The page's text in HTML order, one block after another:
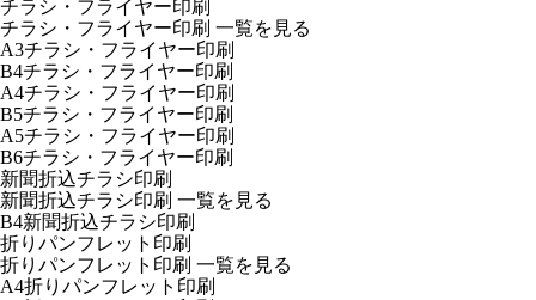
チラシ・フライヤー印刷
チラシ・フライヤー印刷 一覧を見る
A3チラシ・フライヤー印刷
B4チラシ・フライヤー印刷
A4チラシ・フライヤー印刷
B5チラシ・フライヤー印刷
A5チラシ・フライヤー印刷
B6チラシ・フライヤー印刷
新聞折込チラシ印刷
新聞折込チラシ印刷 一覧を見る
B4新聞折込チラシ印刷
折りパンフレット印刷
折りパンフレット印刷 一覧を見る
A4折りパンフレット印刷